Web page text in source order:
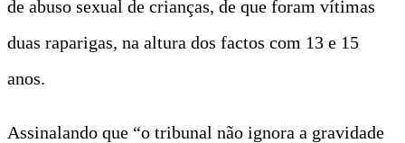
de abuso sexual de crianças, de que foram vítimas
duas raparigas, na altura dos factos com 13 e 15
anos.
Assinalando que “o tribunal não ignora a gravidade